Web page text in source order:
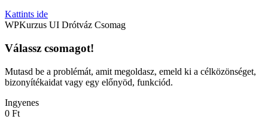
Kattints ide
WPKurzus UI Drótváz Csomag
Válassz csomagot!
Mutasd be a problémát, amit megoldasz, emeld ki a célközönséget,
bizonyítékaidat vagy egy előnyöd, funkciód.
Ingyenes
0 Ft